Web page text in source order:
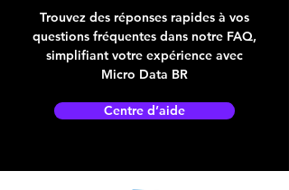
Trouvez des réponses rapides à vos
questions fréquentes dans notre FAQ,
simplifiant votre expérience avec
Micro Data BR
Centre d’aide